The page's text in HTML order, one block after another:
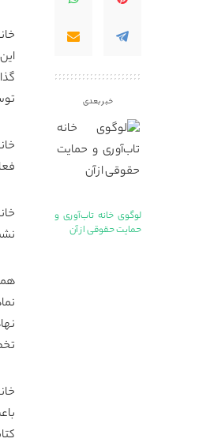
خبر بعدی
لوگوی خانه تاب‌آوری و
حمایت حقوقی از آن